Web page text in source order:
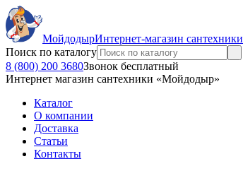
МойдодырИнтернет-магазин сантехники
Поиск по каталогу
8 (800) 200 3680Звонок бесплатный
Интернет магазин сантехники «Мойдодыр»
Каталог
О компании
Доставка
Статьи
Контакты